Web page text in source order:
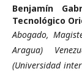
Benjamín
Tecnológico
Abogado,
Aragua)
(Universidad